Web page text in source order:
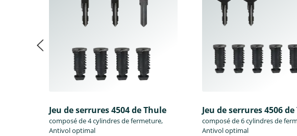
Jeu de serrures 4504 de Thule
composé de 4 cylindres de fermeture,
Antivol optimal
Jeu de serrures 4506
composé de 6 cylindres de
Antivol optimal